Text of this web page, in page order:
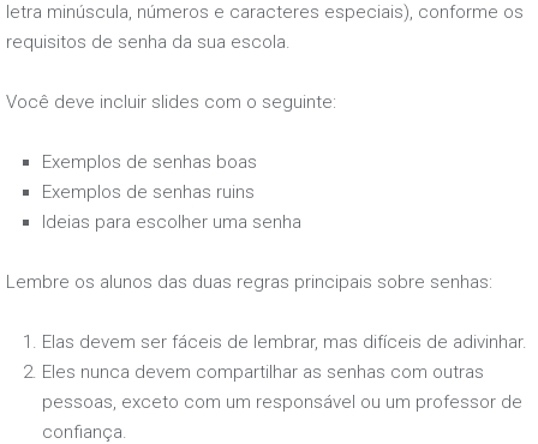
letra minúscula, números e caracteres especiais), conforme os
requisitos de senha da sua escola.
Você deve incluir slides com o seguinte:
Exemplos de senhas boas
Exemplos de senhas ruins
Ideias para escolher uma senha
Lembre os alunos das duas regras principais sobre senhas:
Elas devem ser fáceis de lembrar, mas difíceis de adivinhar.
Eles nunca devem compartilhar as senhas com outras
pessoas, exceto com um responsável ou um professor de
confiança.